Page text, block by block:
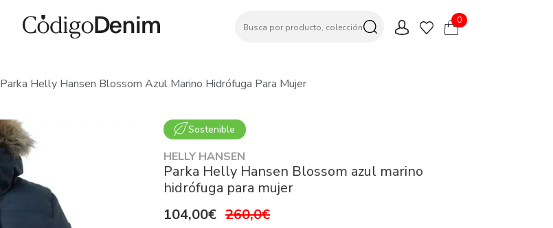
0
Parka Helly Hansen Blossom Azul Marino Hidrófuga Para Mujer
Sostenible
HELLY HANSEN
Parka Helly Hansen Blossom azul marino
hidrófuga para mujer
104,00€ 260,0€